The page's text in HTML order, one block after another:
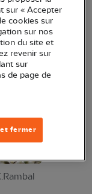
découvrir
leurs
sur « Accepter
cookies sur
sur nos
du site et
revenir sur
sur
de page de
fermer